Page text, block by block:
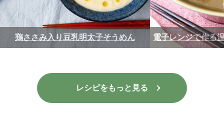
電子レンジで作る温かいカレーそうめん きのこ入り卵
レシピをもっと見る